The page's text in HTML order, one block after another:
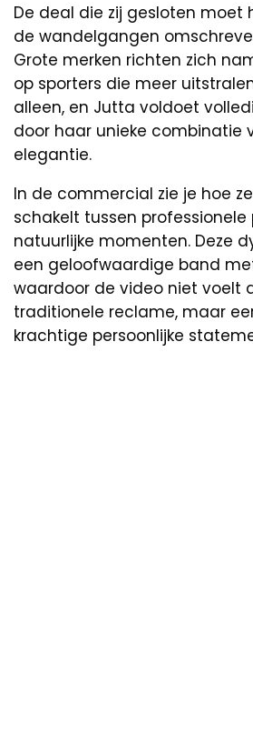
De deal die zij gesloten moet
de wandelgangen
Grote merken richten zich
op sporters die meer
alleen, en Jutta voldoet
door haar unieke combinatie
elegantie.
In de commercial zie je hoe
schakelt tussen professionele
natuurlijke momenten. Deze
een geloofwaardige band
waardoor de video niet voelt
traditionele reclame, maar
krachtige persoonlijke